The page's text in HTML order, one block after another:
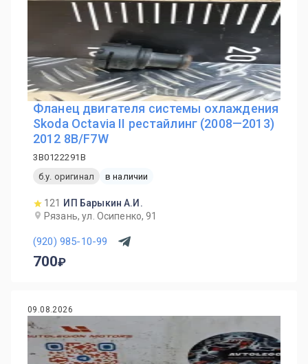
Фланец двигателя системы охлаждения
Skoda Octavia II рестайлинг (2008—2013)
2012 8B/F7W
3B0122291B
б.у. оригинал
в наличии
121
ИП Барыкин А.И.
Рязань, ул. Осипенко, 91
(920) 985-10-99
700
09.08.2026